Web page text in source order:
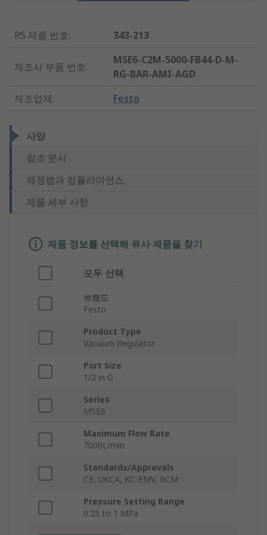
RS 제품 번호: 343-213
제조사 부품 번호:
MSE6-C2M-5000-FB44-D-M-
RG-BAR-AMI-AGD
제조업체: Festo
사양
참조 문서
제정법과 컴플라이언스
제품 세부 사항
제품 정보를 선택해 유사 제품을 찾기
모두 선택
브랜드
Festo
Product Type
Vacuum Regulator
Port Size
1/2 in G
Series
MSE6
Maximum Flow Rate
7000L/min
Standards/Approvals
CE, UKCA, KC-EMV, RCM
Pressure Setting Range
0.25 to 1 MPa